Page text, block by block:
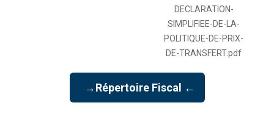
DECLARATION-
SIMPLIFIEE-DE-LA-
POLITIQUE-DE-PRIX-
DE-TRANSFERT.pdf
→Répertoire Fiscal ←